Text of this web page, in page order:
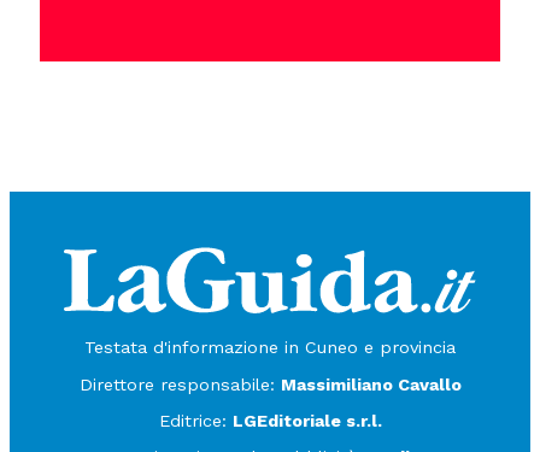
Testata d'informazione in Cuneo e provincia
Direttore responsabile: Massimiliano Cavallo
Editrice: LGEditoriale s.r.l.